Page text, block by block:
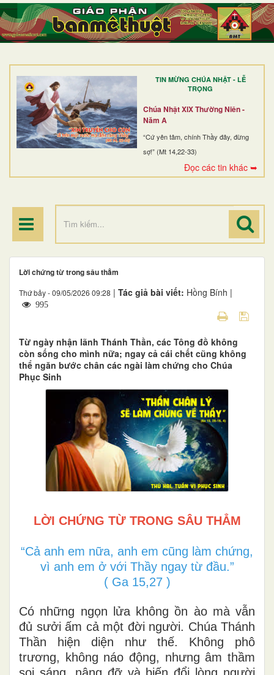
TIN MỪNG CHÚA NHẬT - LỄ
TRỌNG
Chúa Nhật XIX Thường Niên -
Năm A
“Cứ yên tâm, chính Thầy đây, đừng
sợ!” (Mt 14,22-33)
Đọc các tin khác ➥
TRANG NHẤT
GIỚI THIỆU
DÒNG TU
BAN MỤC VỤ
ĐOÀN THỂ CG
ĐIỂM HÀNH HƯƠNG
Lời chứng từ trong sâu thẳm
Thứ bảy - 09/05/2026 09:28 | Tác giả bài viết: Hồng Bính |
995
Từ ngày nhận lãnh Thánh Thần, các Tông đồ không
còn sống cho mình nữa; ngay cả cái chết cũng không
thể ngăn bước chân các ngài làm chứng cho Chúa
Phục Sinh
LỜI CHỨNG TỪ TRONG SÂU THẲM
“Cả anh em nữa, anh em cũng làm chứng,
vì anh em ở với Thầy ngay từ đầu.”
( Ga 15,27 )
Có những ngọn lửa không ồn ào mà vẫn
đủ sưởi ấm cả một đời người. Chúa Thánh
Thần hiện diện như thế. Không phô
trương, không náo động, nhưng âm thầm